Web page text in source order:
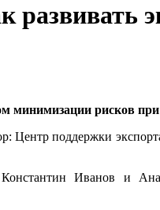
минимизации рисков
Центр поддержки
Иванов и